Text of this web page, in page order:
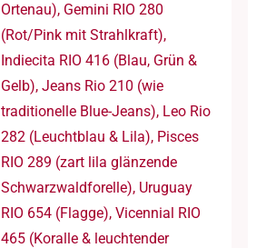
Ortenau), Gemini RIO 280
(Rot/Pink mit Strahlkraft),
Indiecita RIO 416 (Blau, Grün &
Gelb), Jeans Rio 210 (wie
traditionelle Blue-Jeans), Leo Rio
282 (Leuchtblau & Lila), Pisces
RIO 289 (zart lila glänzende
Schwarzwaldforelle), Uruguay
RIO 654 (Flagge), Vicennial RIO
465 (Koralle & leuchtender